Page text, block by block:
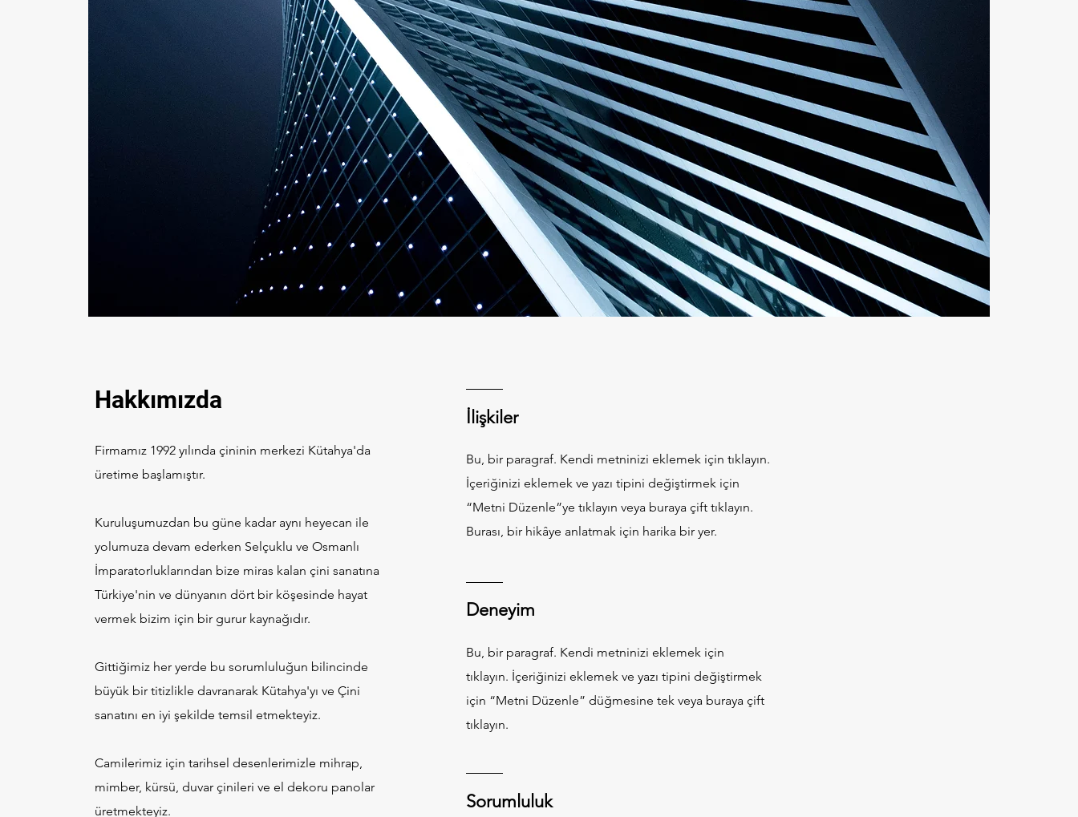
Hakkımızda
Firmamız 1992 yılında çininin merkezi Kütahya'da
üretime başlamıştır.
Kuruluşumuzdan bu güne kadar aynı heyecan ile
yolumuza devam ederken Selçuklu ve Osmanlı
İmparatorluklarından bize miras kalan çini sanatına
Türkiye'nin ve dünyanın dört bir köşesinde hayat
vermek bizim için bir gurur kaynağıdır.
Gittiğimiz her yerde bu sorumluluğun bilincinde
büyük bir titizlikle davranarak Kütahya'yı ve Çini
sanatını en iyi şekilde temsil etmekteyiz.
Camilerimiz için tarihsel desenlerimizle mihrap,
mimber, kürsü, duvar çinileri ve el dekoru panolar
üretmekteyiz.
İlişkiler
Bu, bir paragraf. Kendi metninizi eklemek için tıklayın.
İçeriğinizi eklemek ve yazı tipini değiştirmek için
“Metni Düzenle”ye tıklayın veya buraya çift tıklayın.
Burası, bir hikâye anlatmak için harika bir yer.
Deneyim
Bu, bir paragraf. Kendi metninizi eklemek için
tıklayın. İçeriğinizi eklemek ve yazı tipini değiştirmek
için “Metni Düzenle” düğmesine tek veya buraya çift
tıklayın.
Sorumluluk